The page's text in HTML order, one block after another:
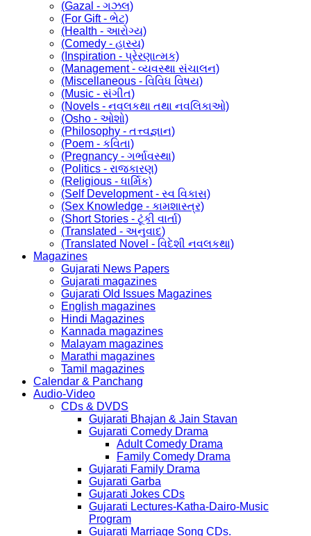
(Gazal - ગઝલ)
(For Gift - ભેટ)
(Health - આરોગ્ય)
(Comedy - હાસ્ય)
(Inspiration - પ્રેરણાત્મક)
(Management - વ્યવસ્થા સંચાલન)
(Miscellaneous - વિવિધ વિષય)
(Music - સંગીત)
(Novels - નવલકથા તથા નવલિકાઓ)
(Osho - ઓશો)
(Philosophy - તત્ત્વજ્ઞાન)
(Poem - કવિતા)
(Pregnancy - ગર્ભાવસ્થા)
(Politics - રાજકારણ)
(Religious - ધાર્મિક)
(Self Development - સ્વ વિકાસ)
(Sex Knowledge - કામશાસ્ત્ર)
(Short Stories - ટૂંકી વાર્તા)
(Translated - અનુવાદ)
(Translated Novel - વિદેશી નવલકથા)
Magazines
Gujarati News Papers
Gujarati magazines
Gujarati Old Issues Magazines
English magazines
Hindi Magazines
Kannada magazines
Malayam magazines
Marathi magazines
Tamil magazines
Calendar & Panchang
Audio-Video
CDs & DVDS
Gujarati Bhajan & Jain Stavan
Gujarati Comedy Drama
Adult Comedy Drama
Family Comedy Drama
Gujarati Family Drama
Gujarati Garba
Gujarati Jokes CDs
Gujarati Lectures-Katha-Dairo-Music
Program
Gujarati Marriage Song CDs.